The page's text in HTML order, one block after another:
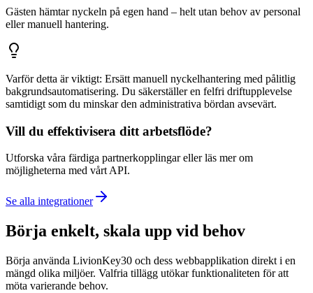
Gästen hämtar nyckeln på egen hand – helt utan behov av personal
eller manuell hantering.
Varför detta är viktigt: Ersätt manuell nyckelhantering med pålitlig
bakgrundsautomatisering. Du säkerställer en felfri driftupplevelse
samtidigt som du minskar den administrativa bördan avsevärt.
Vill du effektivisera ditt arbetsflöde?
Utforska våra färdiga partnerkopplingar eller läs mer om
möjligheterna med vårt API.
Se alla integrationer
Börja enkelt, skala upp vid behov
Börja använda LivionKey30 och dess webbapplikation direkt i en
mängd olika miljöer. Valfria tillägg utökar funktionaliteten för att
möta varierande behov.